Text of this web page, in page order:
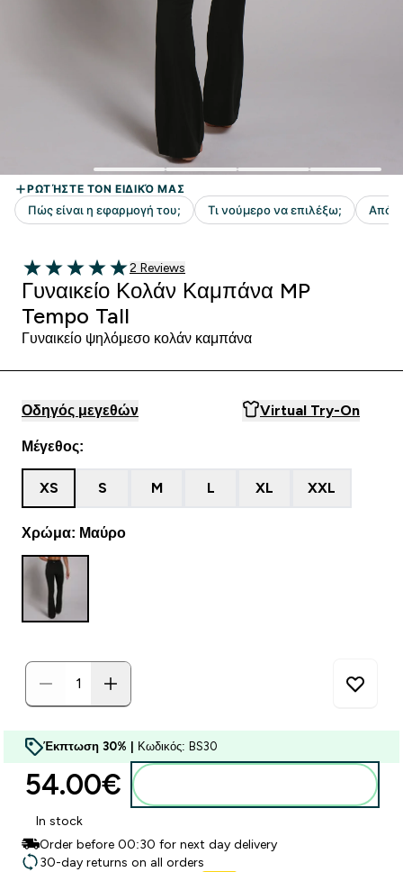
5 out of 5 stars
2 customer reviews
2 Reviews
Γυναικείο Κολάν Καμπάνα MP
Tempo Tall
Γυναικείο ψηλόμεσο κολάν καμπάνα
Οδηγός μεγεθών Virtual Try-On
Μέγεθος:
XS S M L XL XXL
Χρώμα: Μαύρο
Έκπτωση 30% | Κωδικός: BS30
54.00€‎
In stock
Order before 00:30 for next day delivery
30-day returns on all orders